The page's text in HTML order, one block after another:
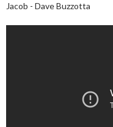
Jacob - Dave Buzzotta